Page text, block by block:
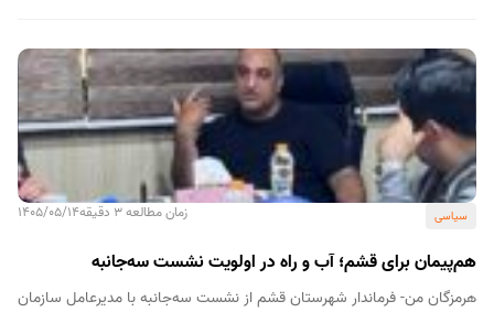
سیاسی زمان مطالعه 3 دقیقه 1405/05/14
هم‌پیمان برای قشم؛ آب و راه در اولویت نشست سه‌جانبه
هرمزگان من- فرماندار شهرستان قشم از نشست سه‌جانبه با مدیرعامل سازمان